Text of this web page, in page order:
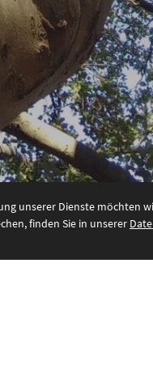
unserer Dienste möchten
finden Sie in unserer